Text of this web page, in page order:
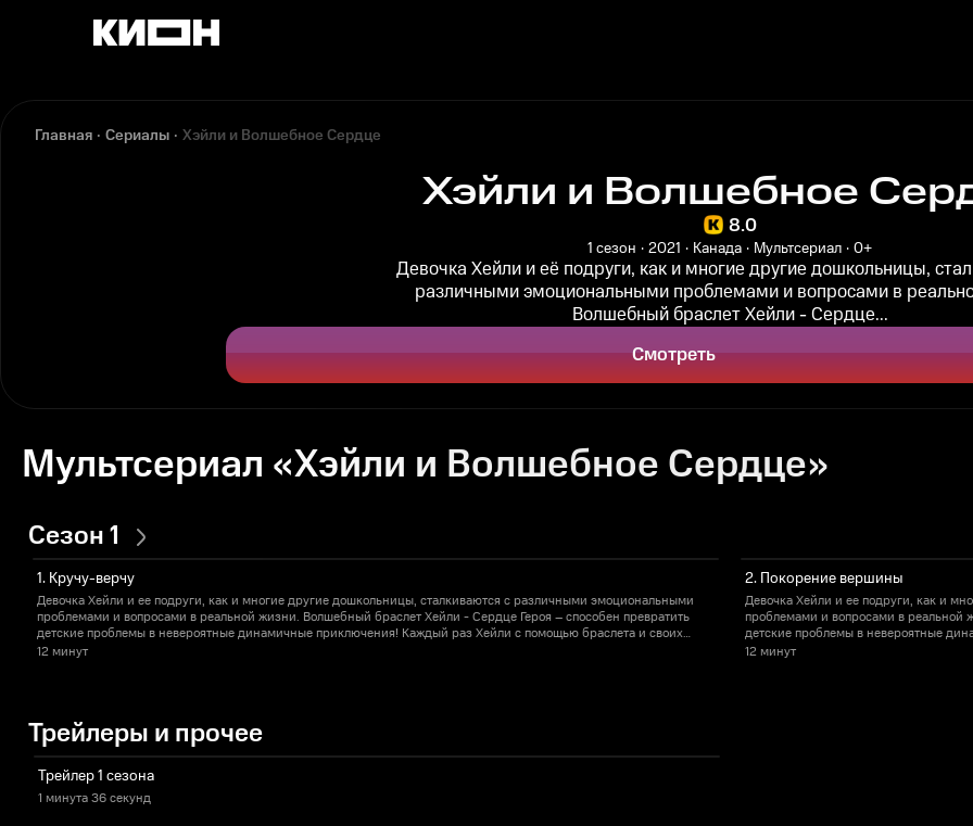
Главная Сериалы Хэйли и Волшебное Сердце
Хэйли и Волшебное
8.0
1 сезон 2021 Канада Мультсериал 0+
Девочка Хейли и её подруги, как и многие другие дошкольницы,
различными эмоциональными проблемами и вопросами в
Волшебный браслет Хейли - Сердце...
Смотреть
Мультсериал «Хэйли и Волшебное Сердце»
Сезон 1
1. Кручу-верчу
Девочка Хейли и ее подруги, как и многие другие дошкольницы, сталкиваются с различными эмоциональными
проблемами и вопросами в реальной жизни. Волшебный браслет Хейли - Сердце Героя – способен превратить
детские проблемы в невероятные динамичные приключения! Каждый раз Хейли с помощью браслета и своих
верных подружек придется разобраться в разных вопросах и проявить смекалку и отвагу для того, чтобы
12 минут
2. Покорение вершины
Девочка Хейли и ее подруги, как и
проблемами и вопросами в реальной
детские проблемы в невероятные
верных подружек придется
12 минут
Трейлеры и прочее
Трейлер 1 сезона
1 минута36 секунд